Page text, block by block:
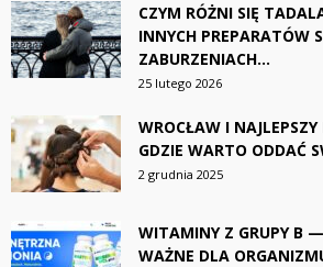
CZYM RÓŻNI SIĘ
INNYCH PREPARATÓW
ZABURZENIACH...
25 lutego 2026
WROCŁAW I NAJLEPSZY
GDZIE WARTO ODDAĆ
2 grudnia 2025
WITAMINY Z GRUPY B
WAŻNE DLA